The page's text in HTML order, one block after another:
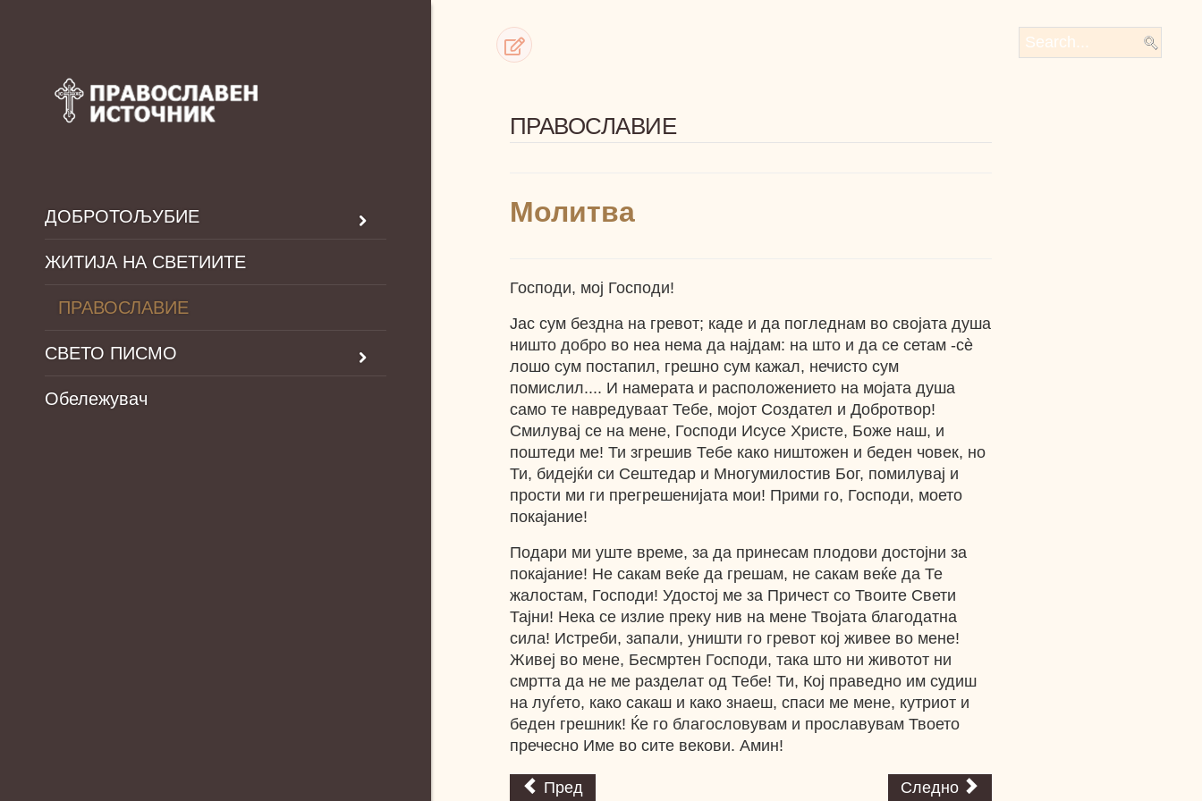
ДОБРОТОЉУБИЕ
ЖИТИЈА НА СВЕТИИТЕ
ПРАВОСЛАВИЕ
СВЕТО ПИСМО
Обележувач
ПРАВОСЛАВИЕ
Молитва
Господи, мој Господи!
Јас сум бездна на гревот; каде и да погледнам во својата душа
ништо добро во неа нема да најдам: на што и да се сетам -сè
лошо сум постапил, грешно сум кажал, нечисто сум
помислил.... И намерата и расположението на мојата душа
само те навредуваат Тебе, мојот Создател и Добротвор!
Смилувај се на мене, Господи Исусе Христе, Боже наш, и
поштеди ме! Ти згрешив Тебе како ништожен и беден човек, но
Ти, бидејќи си Сештедар и Многумилостив Бог, помилувај и
прости ми ги прегрешенијата мои! Прими го, Господи, моето
покајание!
Подари ми уште време, за да принесам плодови достојни за
покајание! Не сакам веќе да грешам, не сакам веќе да Те
жалостам, Господи! Удостој ме за Причест со Твоите Свети
Тајни! Нека се излие преку нив на мене Твојата благодатна
сила! Истреби, запали, уништи го гревот кој живее во мене!
Живеј во мене, Бесмртен Господи, така што ни животот ни
смртта да не ме разделат од Тебе! Ти, Кој праведно им судиш
на луѓето, како сакаш и како знаеш, спаси ме мене, кутриот и
беден грешник! Ќе го благословувам и прославувам Твоето
пречесно Име во сите векови. Амин!
Пред Следно